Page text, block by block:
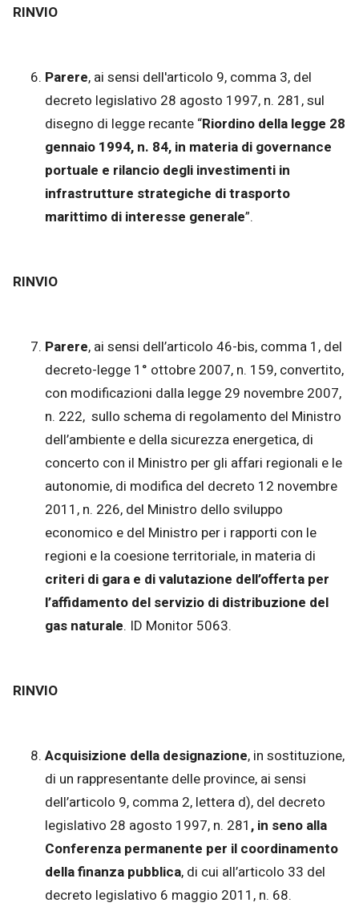
RINVIO
Parere, ai sensi dell'articolo 9, comma 3, del
decreto legislativo 28 agosto 1997, n. 281, sul
disegno di legge recante “Riordino della legge 28
gennaio 1994, n. 84, in materia di governance
portuale e rilancio degli investimenti in
infrastrutture strategiche di trasporto
marittimo di interesse generale”.
RINVIO
Parere, ai sensi dell’articolo 46-bis, comma 1, del
decreto-legge 1° ottobre 2007, n. 159, convertito,
con modificazioni dalla legge 29 novembre 2007,
n. 222, sullo schema di regolamento del Ministro
dell’ambiente e della sicurezza energetica, di
concerto con il Ministro per gli affari regionali e le
autonomie, di modifica del decreto 12 novembre
2011, n. 226, del Ministro dello sviluppo
economico e del Ministro per i rapporti con le
regioni e la coesione territoriale, in materia di
criteri di gara e di valutazione dell’offerta per
l’affidamento del servizio di distribuzione del
gas naturale. ID Monitor 5063.
RINVIO
Acquisizione della designazione, in sostituzione,
di un rappresentante delle province, ai sensi
dell’articolo 9, comma 2, lettera d), del decreto
legislativo 28 agosto 1997, n. 281, in seno alla
Conferenza permanente per il coordinamento
della finanza pubblica, di cui all’articolo 33 del
decreto legislativo 6 maggio 2011, n. 68.